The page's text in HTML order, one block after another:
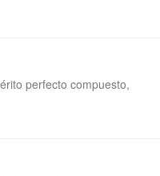
perfecto compuesto,